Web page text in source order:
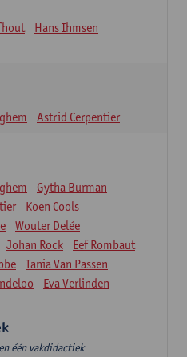
Hans Ihmsen
Astrid Cerpentier
Gytha Burman
Koen Cools
Wouter Delée
Johan Rock
Eef Rombaut
Tania Van Passen
Eva Verlinden
één vakdidactiek